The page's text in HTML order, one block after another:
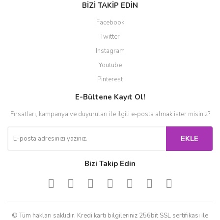
BİZİ TAKİP EDİN
Facebook
Twitter
Instagram
Youtube
Pinterest
E-Bültene Kayıt Ol!
Fırsatları, kampanya ve duyuruları ile ilgili e-posta almak ister misiniz?
EKLE
Bizi Takip Edin
© Tüm hakları saklıdır. Kredi kartı bilgileriniz 256bit SSL sertifikası ile